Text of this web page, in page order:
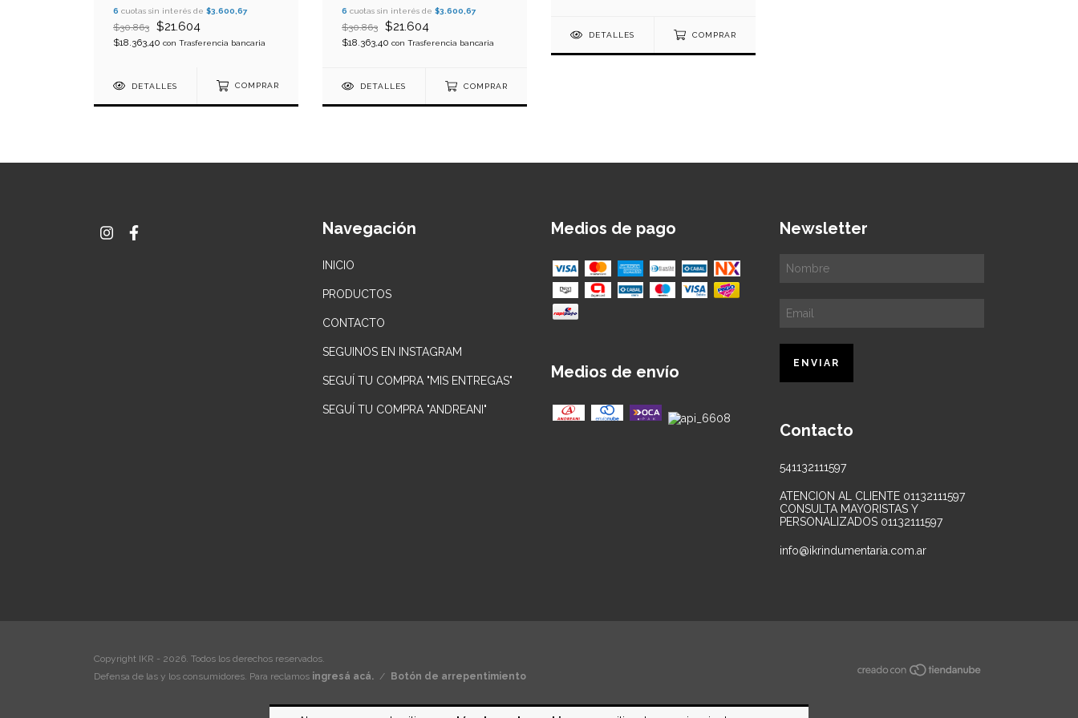
6 cuotas sin interés de $3.600,67
$30.863 $21.604
$18.363,40 con Trasferencia bancaria
DETALLES COMPRAR
6 cuotas sin interés de $3.600,67
$30.863 $21.604
$18.363,40 con Trasferencia bancaria
DETALLES COMPRAR
DETALLES COMPRAR
Navegación
INICIO
PRODUCTOS
CONTACTO
SEGUINOS EN INSTAGRAM
SEGUÍ TU COMPRA "MIS ENTREGAS"
SEGUÍ TU COMPRA "ANDREANI"
Medios de pago
Medios de envío
Newsletter
Contacto
541132111597
ATENCION AL CLIENTE 01132111597
CONSULTA MAYORISTAS Y
PERSONALIZADOS 01132111597
info@ikrindumentaria.com.ar
Copyright IKR - 2026. Todos los derechos reservados.
Defensa de las y los consumidores. Para reclamos ingresá acá. / Botón de arrepentimiento